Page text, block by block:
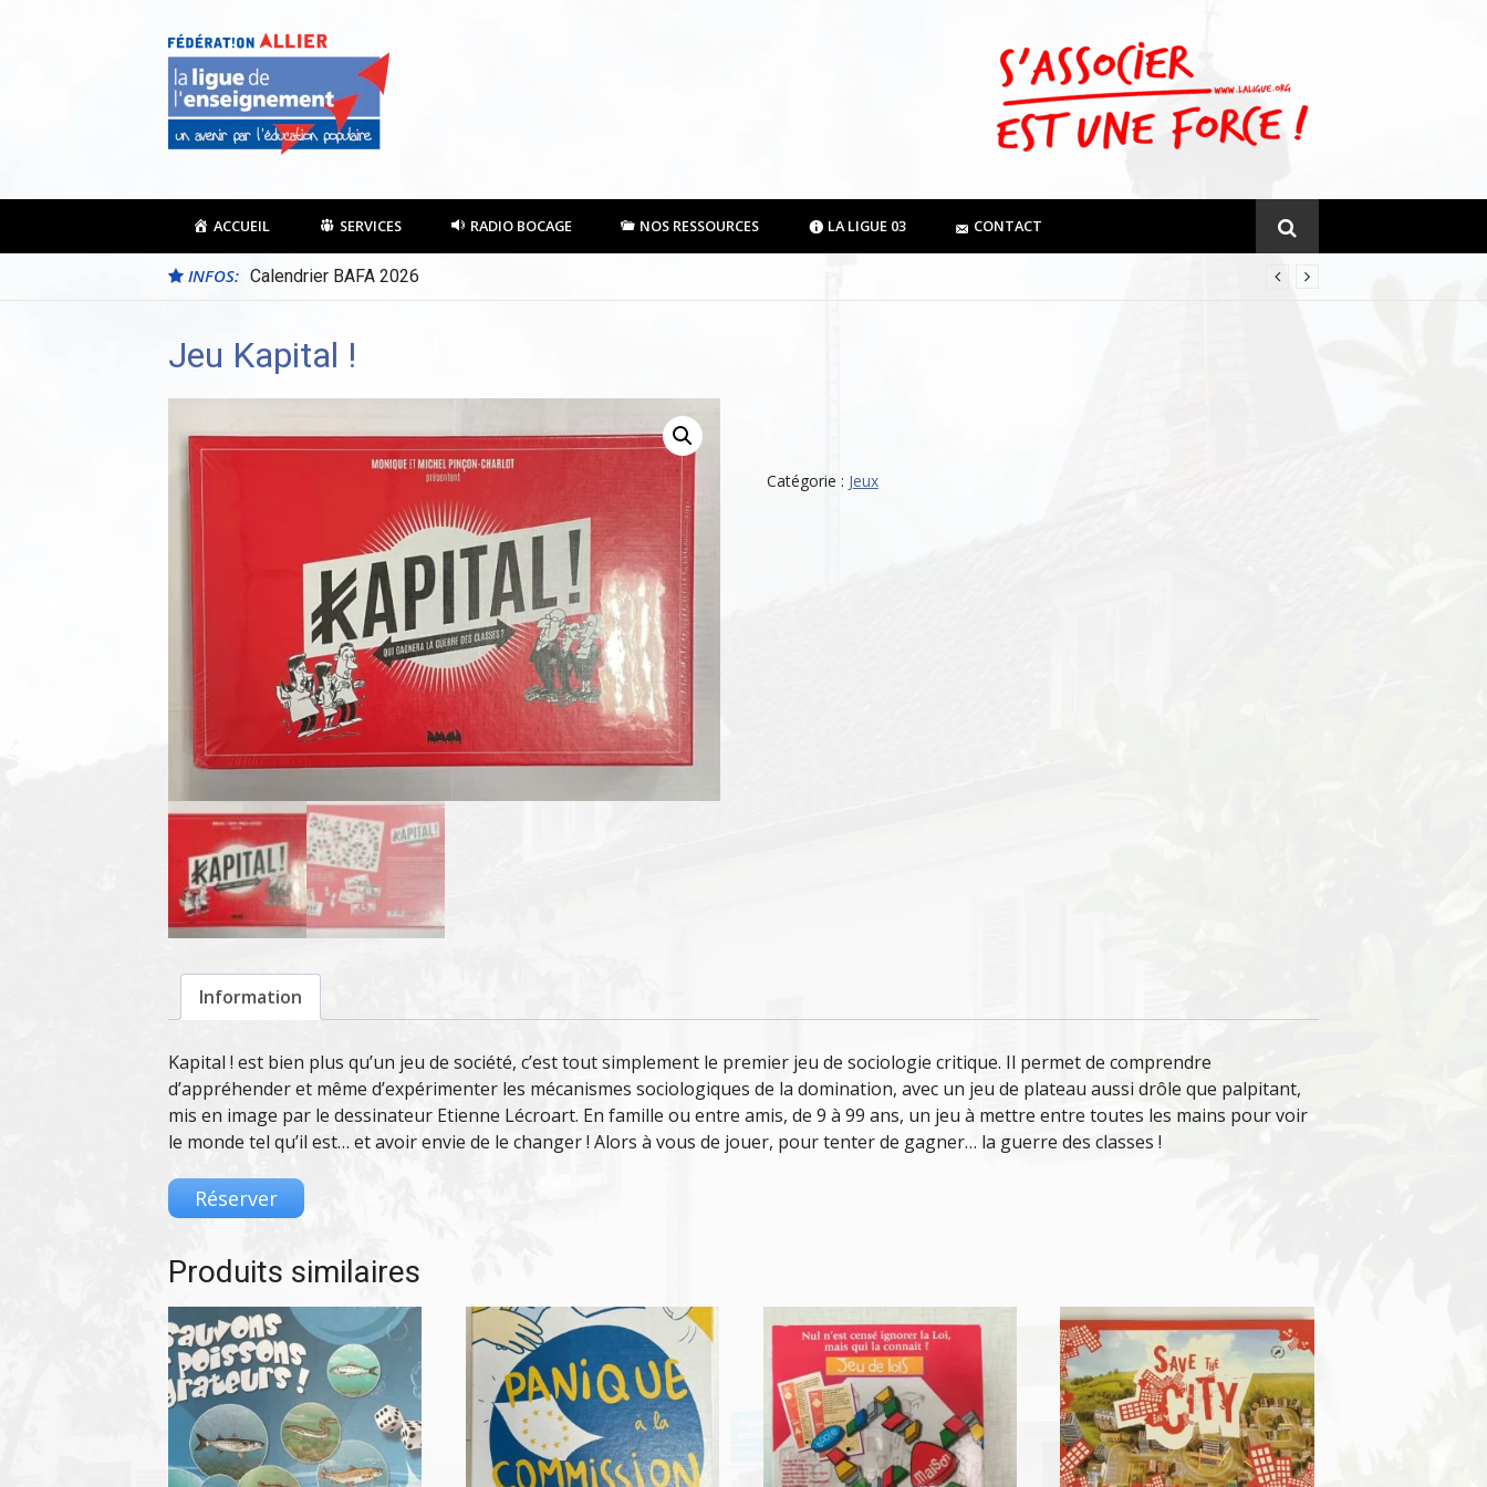
ACCUEIL SERVICES RADIO BOCAGE NOS RESSOURCES LA LIGUE 03 CONTACT
INFOS: Calendrier BAFA 2026
Jeu Kapital !
Catégorie : Jeux
Information
Kapital ! est bien plus qu’un jeu de société, c’est tout simplement le premier jeu de sociologie critique. Il permet de comprendre
d’appréhender et même d’expérimenter les mécanismes sociologiques de la domination, avec un jeu de plateau aussi drôle que palpitant,
mis en image par le dessinateur Etienne Lécroart. En famille ou entre amis, de 9 à 99 ans, un jeu à mettre entre toutes les mains pour voir
le monde tel qu’il est… et avoir envie de le changer ! Alors à vous de jouer, pour tenter de gagner… la guerre des classes !
Réserver
Produits similaires